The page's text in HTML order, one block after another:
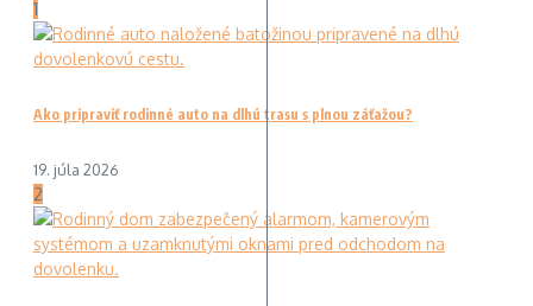
1
Ako pripraviť rodinné auto na dlhú trasu s plnou záťažou?
19. júla 2026
2